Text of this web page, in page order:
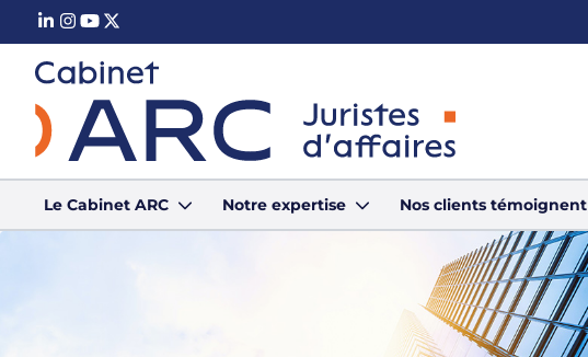
Le Cabinet ARC Notre expertise Nos clients témoignent
Panneau de gestion des cookies